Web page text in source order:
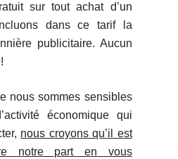
sur tout achat d’un
dans ce tarif la
publicitaire. Aucun
nous sommes sensibles
économique qui
nous croyons qu’il est
notre part en vous